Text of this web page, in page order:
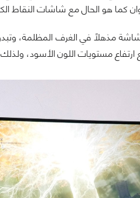
مستويات اللون الأسود،